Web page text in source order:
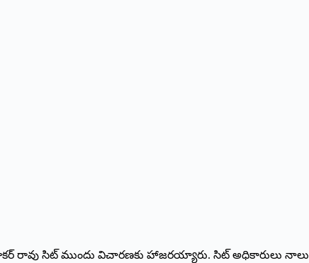
సిట్‌ ముందు విచారణకు హాజరయ్యారు. సిట్‌ అధికారులు